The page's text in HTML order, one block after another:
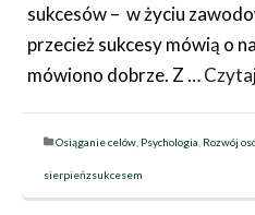
sukcesów – w życiu
przecież sukcesy mówią o
mówiono dobrze. Z …
Osiąganie celów Psychologia Rozwój
sierpieńzsukcesem